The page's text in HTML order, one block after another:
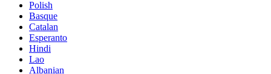
Polish
Basque
Catalan
Esperanto
Hindi
Lao
Albanian